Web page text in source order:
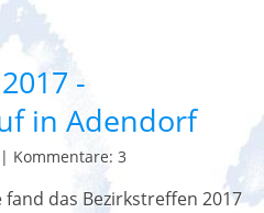
-
in Adendorf
| Kommentare: 3
das Bezirkstreffen 2017